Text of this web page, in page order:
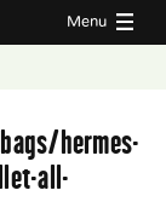
Menu
hermes-
all-